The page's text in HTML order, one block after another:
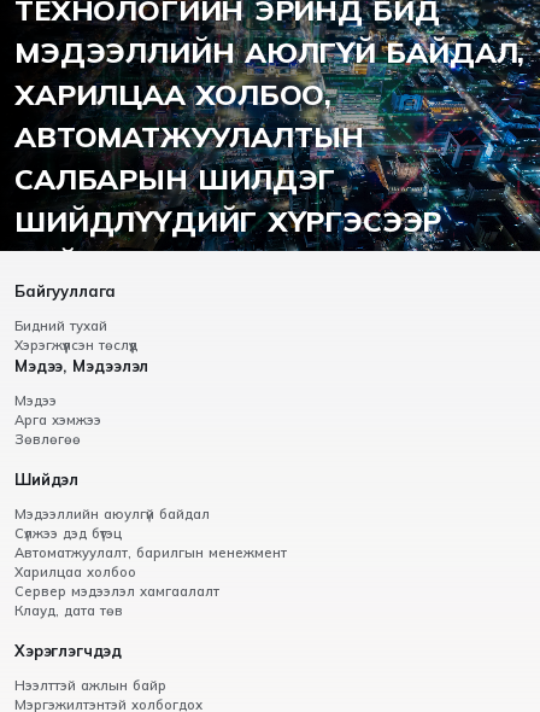
ТЕХНОЛОГИЙН ЭРИНД БИД
МЭДЭЭЛЛИЙН АЮЛГҮЙ БАЙДАЛ,
ХАРИЛЦАА ХОЛБОО,
АВТОМАТЖУУЛАЛТЫН
САЛБАРЫН ШИЛДЭГ
ШИЙДЛҮҮДИЙГ ХҮРГЭСЭЭР
БАЙНА.
Байгууллага
Бидний тухай
Хэрэгжүүлсэн төслүүд
Мэдээ, Мэдээлэл
Мэдээ
Арга хэмжээ
Зөвлөгөө
Шийдэл
Мэдээллийн аюулгүй байдал
Сүлжээ дэд бүтэц
Автоматжуулалт, барилгын менежмент
Харилцаа холбоо
Сервер мэдээлэл хамгаалалт
Клауд, дата төв
Хэрэглэгчдэд
Нээлттэй ажлын байр
Мэргэжилтэнтэй холбогдох